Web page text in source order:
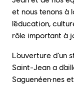
et nous tenons à
l’éducation,
rôle important à
L’ouverture
Saint-Jean a
Saguenéen·nes